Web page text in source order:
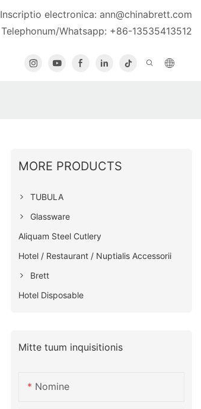
Inscriptio electronica: ann@chinabrett.com
Telephonum/Whatsapp: +86-13535413512
MORE PRODUCTS
TUBULA
Glassware
Aliquam Steel Cutlery
Hotel / Restaurant / Nuptialis Accessorii
Brett
Hotel Disposable
Mitte tuum inquisitionis
Nomine